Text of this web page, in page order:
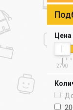
Цена
2790